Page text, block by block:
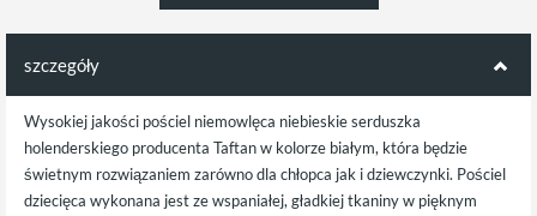
szczegóły
Wysokiej jakości pościel niemowlęca niebieskie serduszka
holenderskiego producenta Taftan w kolorze białym, która będzie
świetnym rozwiązaniem zarówno dla chłopca jak i dziewczynki. Pościel
dziecięca wykonana jest ze wspaniałej, gładkiej tkaniny w pięknym